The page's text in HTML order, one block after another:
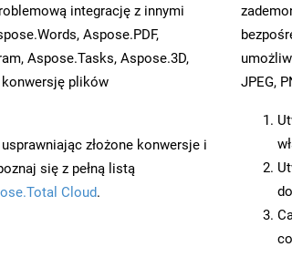
integrację z innymi
Aspose.PDF,
Aspose.Tasks, Aspose.3D,
plików
złożone konwersje i
się z pełną listą
Cloud.
JPEG,